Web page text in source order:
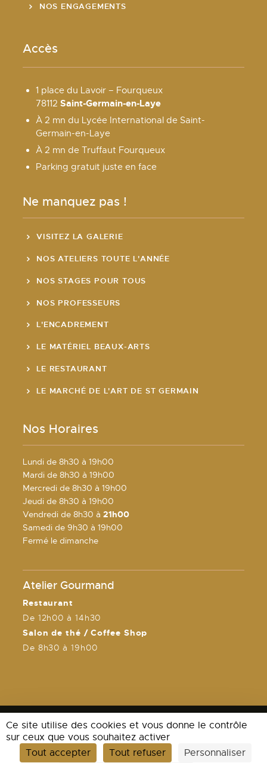
Ce site utilise des cookies et vous donne le contrôle
sur ceux que vous souhaitez activer
Tout accepter
Tout refuser Personnaliser
NOS ENGAGEMENTS
Accès
1 place du Lavoir – Fourqueux
78112Saint-Germain-en-Laye
À 2 mn du Lycée International de Saint-
Germain-en-Laye
À 2 mn de Truffaut Fourqueux
Parking gratuit juste en face
Ne manquez pas !
VISITEZ LA GALERIE
NOS ATELIERS TOUTE L'ANNÉE
NOS STAGES POUR TOUS
NOS PROFESSEURS
L'ENCADREMENT
LE MATÉRIEL BEAUX-ARTS
LE RESTAURANT
LE MARCHÉ DE L'ART DE ST GERMAIN
Nos Horaires
Lundi de 8h30 à 19h00
Mardi de 8h30 à 19h00
Mercredi de 8h30 à 19h00
Jeudi de 8h30 à 19h00
Vendredi de 8h30 à 21h00
Samedi de 9h30 à 19h00
Fermé le dimanche
Atelier Gourmand
Restaurant
De 12h00 à 14h30
Salon de thé / Coffee Shop
De 8h30 à 19h00
Mentions légales